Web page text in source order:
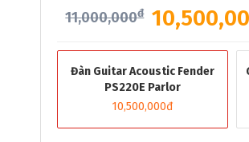
11,000,000đ
Đàn Guitar Acoustic Fender
PS220E Parlor
10,500,000đ